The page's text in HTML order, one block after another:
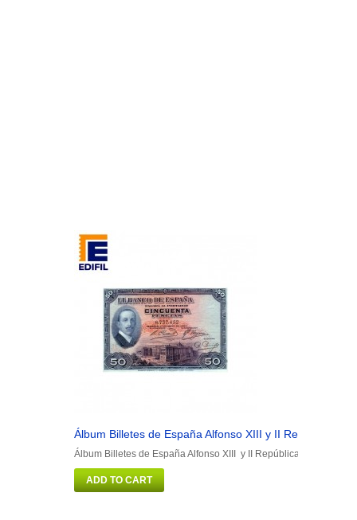
Álbum Billetes de España Alfonso XIII y II República
Álbum Billetes de España Alfonso XIII y II República
ADD TO CART